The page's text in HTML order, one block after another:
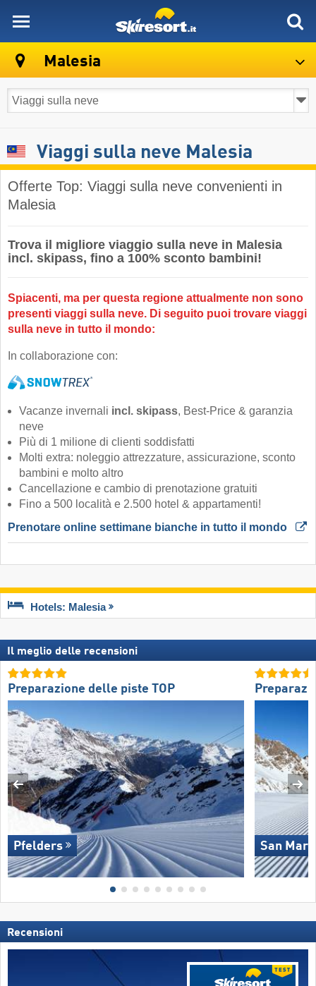
Malesia
Viaggi sulla neve Malesia
Offerte Top: Viaggi sulla neve convenienti in
Malesia
Trova il migliore viaggio sulla neve in Malesia
incl. skipass, fino a 100% sconto bambini!
Spiacenti, ma per questa regione attualmente non sono
presenti viaggi sulla neve. Di seguito puoi trovare viaggi
sulla neve in tutto il mondo:
In collaborazione con:
Vacanze invernali incl. skipass, Best-Price & garanzia
neve
Più di 1 milione di clienti soddisfatti
Molti extra: noleggio attrezzature, assicurazione, sconto
bambini e molto altro
Cancellazione e cambio di prenotazione gratuiti
Fino a 500 località e 2.500 hotel & appartamenti!
Prenotare online settimane bianche in tutto il mondo
Hotels: Malesia
Il meglio delle recensioni
Preparazione delle piste TOP
Pfelders San
Recensioni